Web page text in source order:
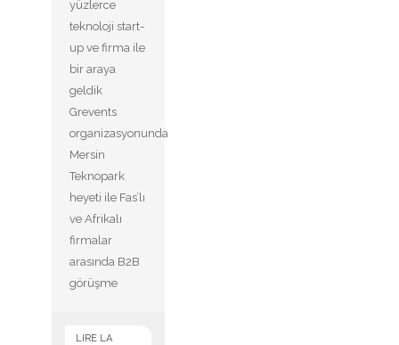
yüzlerce
teknoloji start-
up ve firma ile
bir araya
geldik
Grevents
organizasyonunda
Mersin
Teknopark
heyeti ile Fas’lı
ve Afrikalı
firmalar
arasında B2B
görüşme
LIRE LA